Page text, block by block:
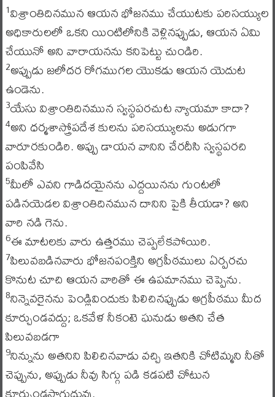
1విశ్రాంతిదినమున ఆయన భోజనము చేయుటకు పరిసయ్యుల
అధికారులలో ఒకని యింటిలోనికి వెళ్లినప్పుడు, ఆయన ఏమి
చేయునో అని వారాయనను కనిపెట్టు చుండిరి.
2అప్పుడు జలోదర రోగముగల యొకడు ఆయన యెదుట
ఉండెను.
3యేసు విశ్రాంతిదినమున స్వస్థపరచుట న్యాయమా కాదా?
4అని ధర్మశాస్త్రోపదేశ కులను పరిసయ్యులను అడుగగా
వారూరకుండిరి. అప్పు డాయన వానిని చేరదీసి స్వస్థపరచి
పంపివేసి
5మీలో ఎవని గాడిదయైనను ఎద్దయినను గుంటలో
పడినయెడల విశ్రాంతిదినమున దానిని పైకి తీయడా? అని
వారి నడి గెను.
6ఈ మాటలకు వారు ఉత్తరము చెప్పలేకపోయిరి.
7పిలువబడినవారు భోజనపంక్తిని అగ్రపీఠములు ఏర్పరచు
కొనుట చూచి ఆయన వారితో ఈ ఉపమానము చెప్పెను.
8నిన్నెవరైనను పెండ్లివిందుకు పిలిచినప్పుడు అగ్రపీఠము మీద
కూర్చుండవద్దు; ఒకవేళ నీకంటె ఘనుడు అతని చేత
పిలువబడగా
9నిన్నును అతనిని పిలిచినవాడు వచ్చి ఇతనికి చోటిమ్మని నీతో
చెప్పును, అప్పుడు నీవు సిగ్గు పడి కడపటి చోటున